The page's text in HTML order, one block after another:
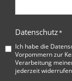
Datenschutz*
Ich habe die
Vorpommernzur
Verarbeitung
jederzeit